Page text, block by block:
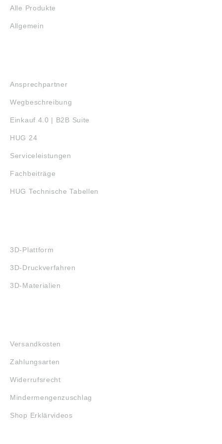
Alle Produkte
Allgemein
Ansprechpartner
Wegbeschreibung
Einkauf 4.0 | B2B Suite
HUG 24
Serviceleistungen
Fachbeiträge
HUG Technische Tabellen
3D-Plattform
3D-Druckverfahren
3D-Materialien
Versandkosten
Zahlungsarten
Widerrufsrecht
Mindermengenzuschlag
Shop Erklärvideos